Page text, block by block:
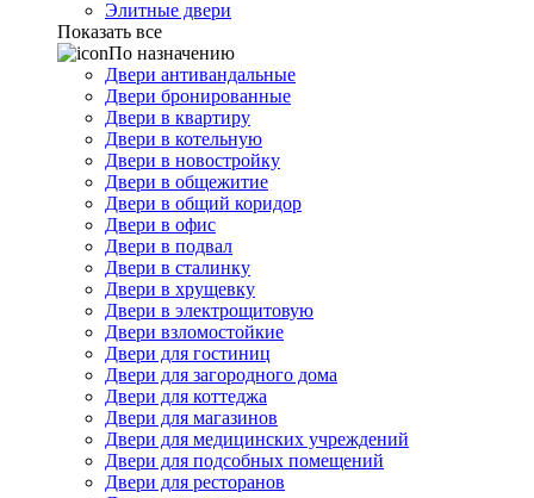
Элитные двери
Показать все
По назначению
Двери антивандальные
Двери бронированные
Двери в квартиру
Двери в котельную
Двери в новостройку
Двери в общежитие
Двери в общий коридор
Двери в офис
Двери в подвал
Двери в сталинку
Двери в хрущевку
Двери в электрощитовую
Двери взломостойкие
Двери для гостиниц
Двери для загородного дома
Двери для коттеджа
Двери для магазинов
Двери для медицинских учреждений
Двери для подсобных помещений
Двери для ресторанов